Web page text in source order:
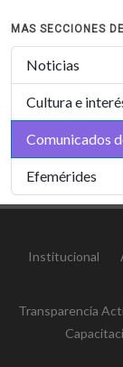
MAS SECCIONES
Noticias
Cultura e
Comunicados
Efemérides
Institucional
Transparencia